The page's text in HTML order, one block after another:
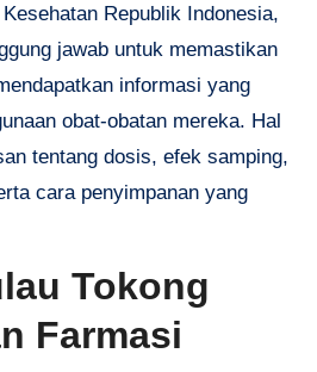
Republik Indonesia,
jawab untuk memastikan
informasi yang
obat-obatan mereka. Hal
tentang dosis, efek samping,
cara penyimpanan yang
Tokong
Farmasi